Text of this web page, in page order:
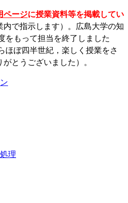
ページに授業資料等を掲載してい
で指示します）。 広島大学の知
をもって担当を終了しました
ほぼ四半世紀，楽しく授業をさ
とうございました）。
理